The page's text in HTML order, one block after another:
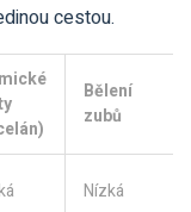
cestou.
Bělení
zubů
Nízká